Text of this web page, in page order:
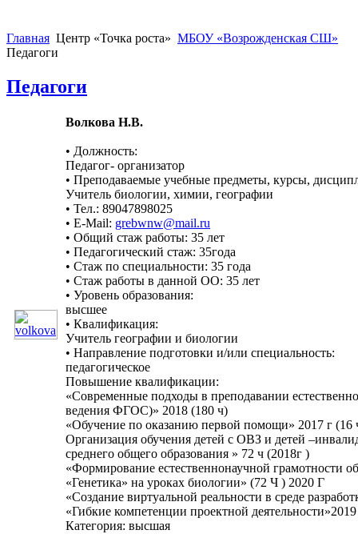
Главная Центр «Точка роста» МБОУ «Возрожденская СШ»
Педагоги
Педагоги
Волкова Н.В.
• Должность:
Педагог- организатор
• Преподаваемые учебные предметы, курсы,
Учитель биологии, химии, географии
• Тел.: 89047898025
• E-Mail: grebwnw@mail.ru
• Общий стаж работы: 35 лет
• Педагогический стаж: 35года
• Стаж по специальности: 35 года
• Стаж работы в данной ОО: 35 лет
• Уровень образования:
высшее
• Квалификация:
Учитель географии и биологии
• Направление подготовки и/или специальность:
педагогическое
Повышение квалификации:
«Современные подходы в преподавании
ведения ФГОС)» 2018 (180 ч)
«Обучение по оказанию первой помощи» 2017 г (16
Организация обучения детей с ОВЗ и детей
среднего общего образования » 72 ч (2018г )
«Формирование естественнонаучной грамотности
«Генетика» на уроках биологии» (72 Ч ) 2020 Г
«Создание виртуальной реальности в среде
«Гибкие компетенции проектной
Категория: высшая